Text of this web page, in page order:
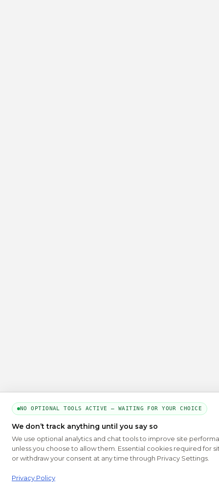
NO OPTIONAL TOOLS ACTIVE — WAITING FOR YOUR CHOICE
We don’t track anything until you say so
We use optional analytics and chat tools to improve site
unless you choose to allow them. Essential cookies required for
or withdraw your consent at any time through Privacy Settings.
Privacy Policy